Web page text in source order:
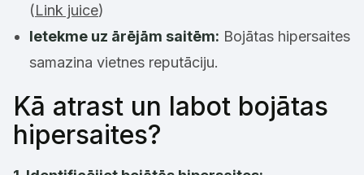
(Link juice)
Ietekme uz ārējām saitēm: Bojātas hipersaites
samazina vietnes reputāciju.
Kā atrast un labot bojātas
hipersaites?